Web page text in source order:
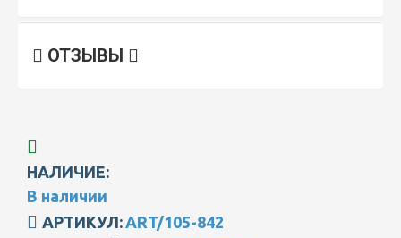
ОТЗЫВЫ
НАЛИЧИЕ:
В наличии
АРТИКУЛ: ART/105-842